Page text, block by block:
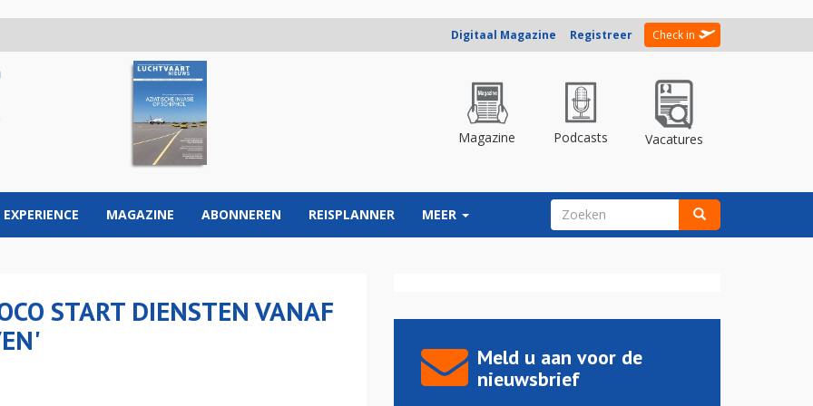
Digitaal Magazine Registreer Check in
Magazine Podcasts Vacatures
EXPERIENCE MAGAZINE ABONNEREN REISPLANNER MEER ZOEKVELD
START DIENSTEN VANAF
Meld u aan voor de
nieuwsbrief